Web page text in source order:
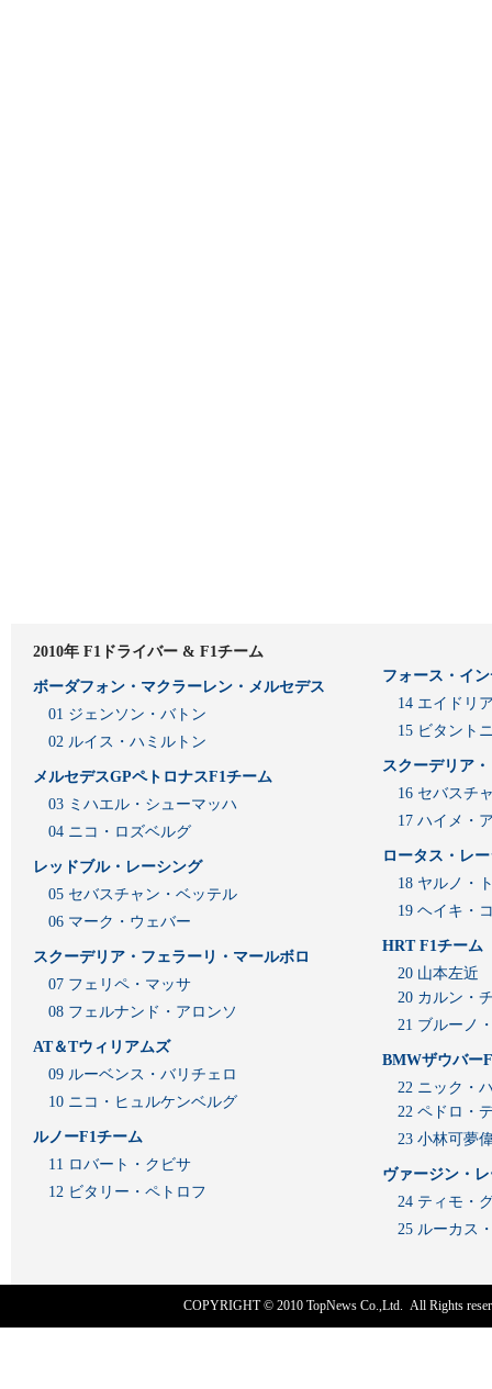
2010年 F1ドライバー & F1チーム
ボーダフォン・マクラーレン・メルセデス
01 ジェンソン・バトン
02 ルイス・ハミルトン
メルセデスGPペトロナスF1チーム
03 ミハエル・シューマッハ
04 ニコ・ロズベルグ
レッドブル・レーシング
05 セバスチャン・ベッテル
06 マーク・ウェバー
スクーデリア・フェラーリ・マールボロ
07 フェリペ・マッサ
08 フェルナンド・アロンソ
AT＆Tウィリアムズ
09 ルーベンス・バリチェロ
10 ニコ・ヒュルケンベルグ
ルノーF1チーム
11 ロバート・クビサ
12 ビタリー・ペトロフ
フォース・イ
14 エイドリ
15 ビタント
スクーデリア
16 セバスチ
17 ハイメ・
ロータス・レ
18 ヤルノ・
19 ヘイキ・
HRT F1チーム
20 山本左近
20 カルン・
21 ブルーノ
BMWザウバー
22 ニック・
22 ペドロ・
23 小林可夢
ヴァージン・
24 ティモ・
25 ルーカス
COPYRIGHT © 2010 TopNews Co.,Ltd. All Rights